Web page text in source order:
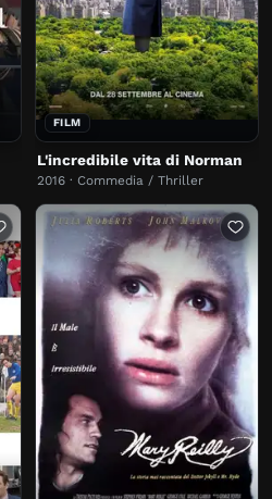
FILM
L'incredibile vita di Norman
2016 · Commedia / Thriller